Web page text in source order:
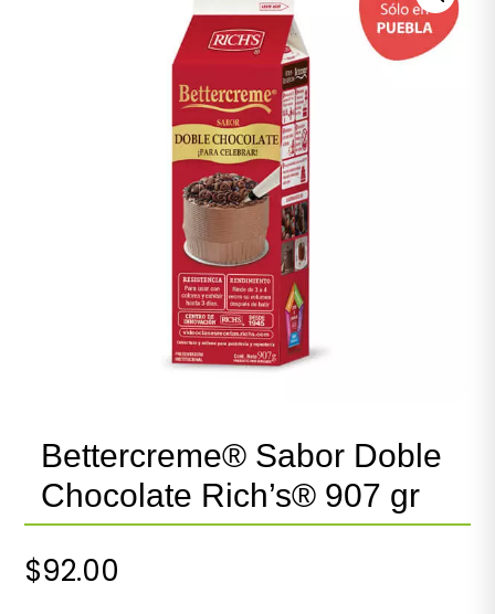
Bettercreme® Sabor Doble
Chocolate Rich’s® 907 gr
$92.00